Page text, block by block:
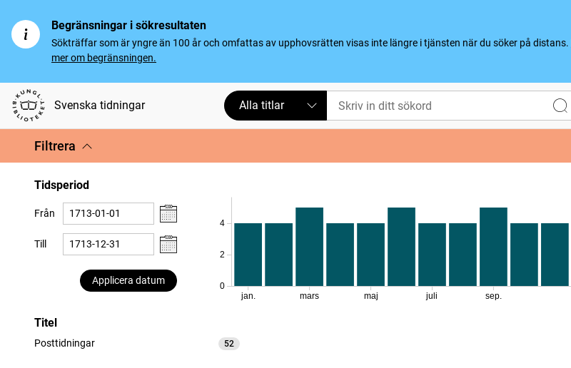
Begränsningar i sökresultaten
Sökträffar som är yngre än 100 år och omfattas av upphovsrätten visas inte längre i tjänsten när du söker på distans.
mer om begränsningen.
Svenska tidningar Alla titlar
Filtrera
Tidsperiod
Från
Till
Applicera datum
0
2
4
jan. mars maj juli sep.
Titel
Posttidningar 52
träffar